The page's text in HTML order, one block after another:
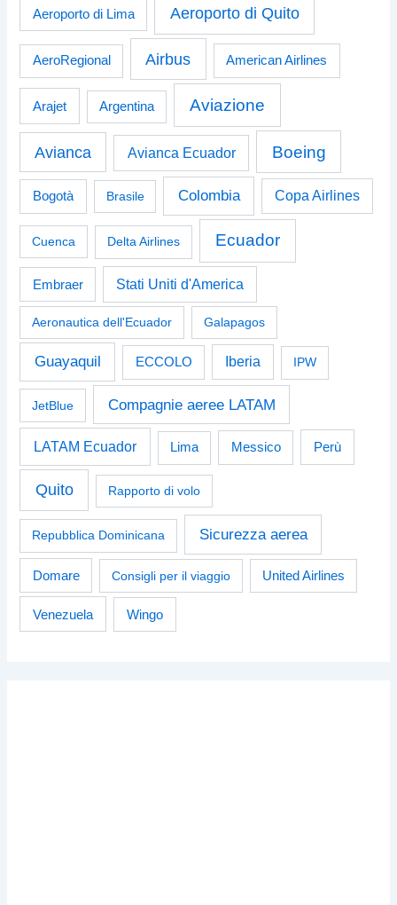
Aeroporto di Lima Aeroporto di Quito
AeroRegional Airbus American Airlines
Arajet Argentina Aviazione
Avianca Avianca Ecuador Boeing
Bogotà Brasile Colombia Copa Airlines
Cuenca Delta Airlines Ecuador
Embraer Stati Uniti d'America
Aeronautica dell'Ecuador Galapagos
Guayaquil ECCOLO Iberia IPW
JetBlue Compagnie aeree LATAM
LATAM Ecuador Lima Messico Perù
Quito Rapporto di volo
Repubblica Dominicana Sicurezza aerea
Domare Consigli per il viaggio United Airlines
Venezuela Wingo